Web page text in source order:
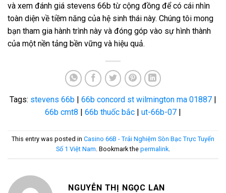
và xem đánh giá stevens 66b từ cộng đồng để có cái nhìn
toàn diện về tiềm năng của hệ sinh thái này. Chúng tôi mong
bạn tham gia hành trình này và đóng góp vào sự hình thành
của một nền tảng bền vững và hiệu quả.
Tags: stevens 66b | 66b concord st wilmington ma 01887 |
66b cmt8 | 66b thuốc bắc | ut-66b-07 |
This entry was posted in Casino 66B - Trải Nghiệm Sòn Bạc Trực Tuyến
Số 1 Việt Nam. Bookmark the permalink.
NGUYỄN THỊ NGỌC LAN